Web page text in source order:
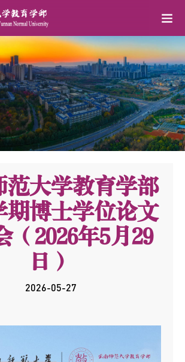
范大学教育学部
期博士学位论文
（2026年5月29
日）
2026-05-27